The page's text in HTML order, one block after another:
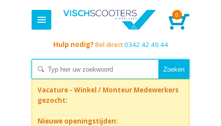
0
Hulp nodig? Bel direct0342 42 40 44
Vacature - Winkel / Monteur Medewerkers
gezocht:
Nieuwe openingstijden: